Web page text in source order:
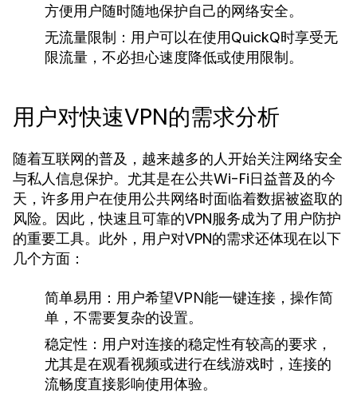
方便用户随时随地保护自己的网络安全。
无流量限制： 用户可以在使用QuickQ时享受无
限流量，不必担心速度降低或使用限制。
用户对快速VPN的需求分析
随着互联网的普及，越来越多的人开始关注网络安全
与私人信息保护。尤其是在公共Wi-Fi日益普及的今
天，许多用户在使用公共网络时面临着数据被盗取的
风险。因此，快速且可靠的VPN服务成为了用户防护
的重要工具。此外，用户对VPN的需求还体现在以下
几个方面：
简单易用： 用户希望VPN能一键连接，操作简
单，不需要复杂的设置。
稳定性： 用户对连接的稳定性有较高的要求，
尤其是在观看视频或进行在线游戏时，连接的
流畅度直接影响使用体验。